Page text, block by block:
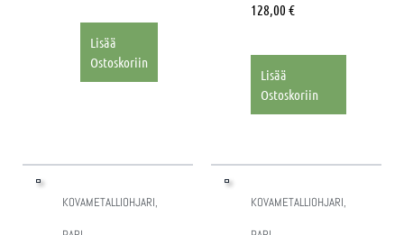
Lisää
Ostoskoriin
128,00 €
Lisää
Ostoskoriin
KOVAMETALLIOHJARI, KOVAMETALLIOHJARI,